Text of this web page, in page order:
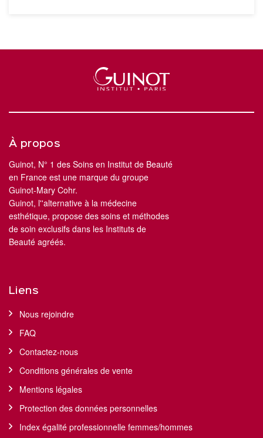
À propos
Guinot, N° 1 des Soins en Institut de Beauté
en France est une marque du groupe
Guinot-Mary Cohr.
Guinot, l''alternative à la médecine
esthétique, propose des soins et méthodes
de soin exclusifs dans les Instituts de
Beauté agréés.
Liens
Nous rejoindre
FAQ
Contactez-nous
Conditions générales de vente
Mentions légales
Protection des données personnelles
Index égalité professionnelle femmes/hommes